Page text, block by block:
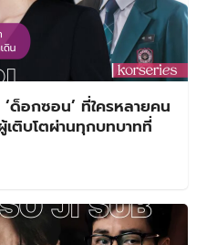
‘ด็อกซอน’ ที่ใครหลายคน
ติบโตผ่านทุกบทบาทที่